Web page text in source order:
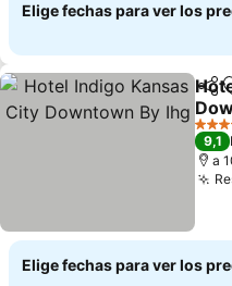
Elige fechas para ver los
Ver
4
9,1
a
Elige fechas para ver los